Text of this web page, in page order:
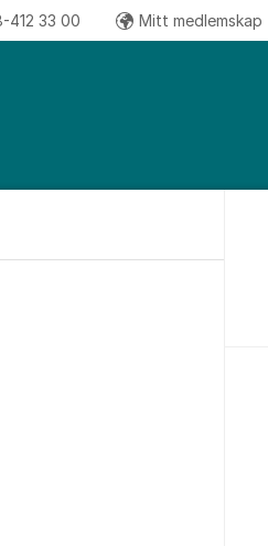
412 33 00 Mitt medlemskap